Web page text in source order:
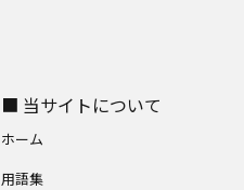
■ 当サイトについて
ホーム
用語集